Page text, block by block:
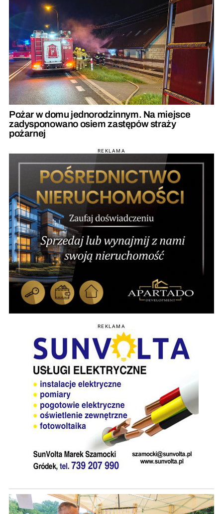
Pożar w domu jednorodzinnym. Na miejsce
zadysponowano osiem zastępów straży
pożarnej
REKLAMA
REKLAMA